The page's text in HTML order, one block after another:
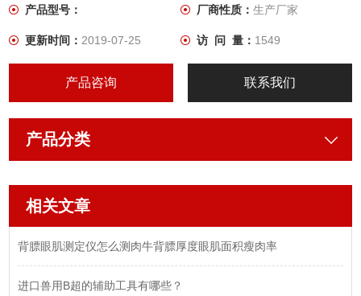
产品型号： 厂商性质： 生产厂家
更新时间：2019-07-25 访 问 量： 1549
产品咨询 联系我们
产品分类
相关文章
背膘眼肌测定仪怎么测肉牛背膘厚度眼肌面积瘦肉率
进口兽用B超的辅助工具有哪些？